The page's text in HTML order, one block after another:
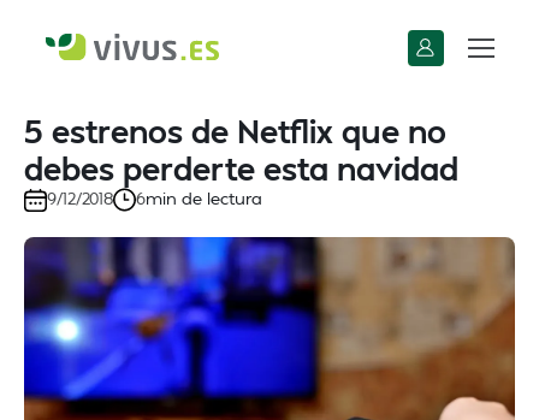
5 estrenos de Netflix que no
debes perderte esta navidad
9/12/2018 6min de lectura